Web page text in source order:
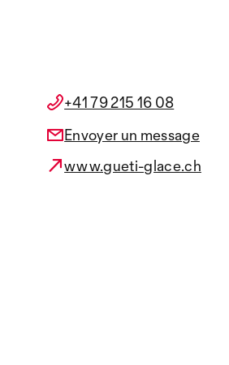
+41 79 215 16 08
Envoyer un message
www.gueti-glace.ch